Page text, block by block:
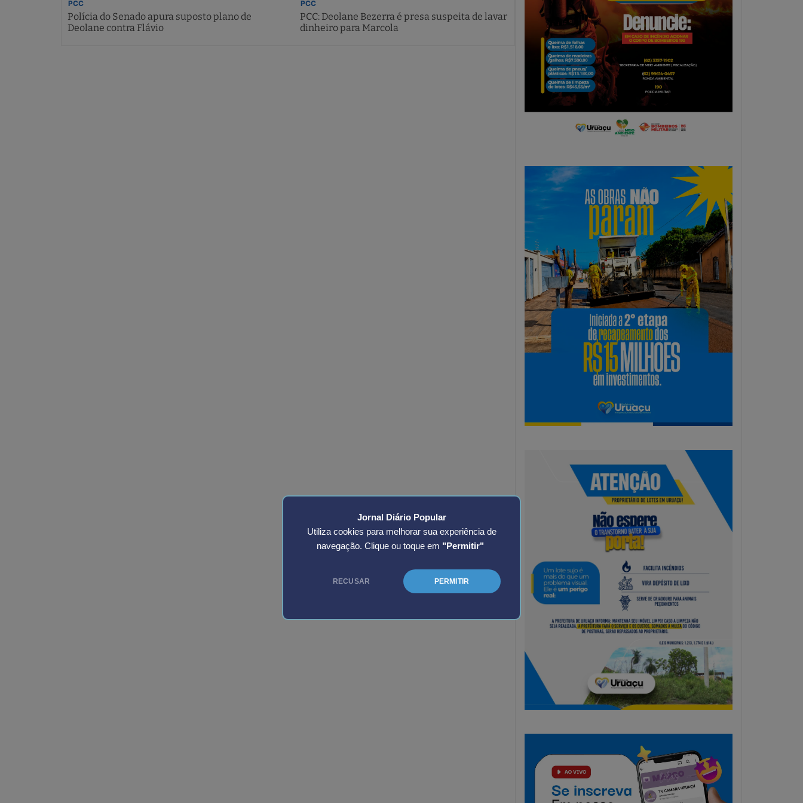
Jornal Diário Popular
Utiliza cookies para melhorar sua experiência de
navegação. Clique ou toque em "Permitir"
RECUSAR PERMITIR
PCC
Polícia do Senado apura suposto plano de
Deolane contra Flávio
PCC
PCC: Deolane Bezerra é presa suspeita de lavar
dinheiro para Marcola